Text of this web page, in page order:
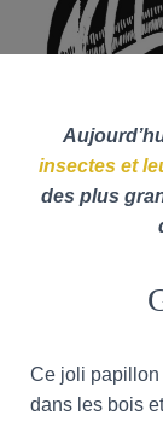
insectes et
des plus
Ce joli papillon
dans les bois